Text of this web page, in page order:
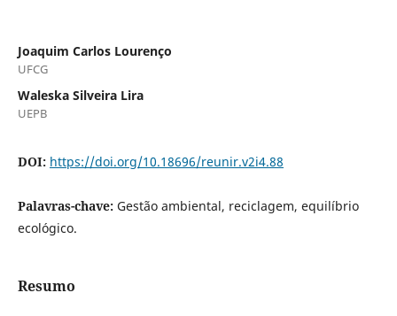
Joaquim Carlos Lourenço
UFCG
Waleska Silveira Lira
UEPB
DOI: https://doi.org/10.18696/reunir.v2i4.88
Palavras-chave: Gestão ambiental, reciclagem, equilíbrio
ecológico.
Resumo